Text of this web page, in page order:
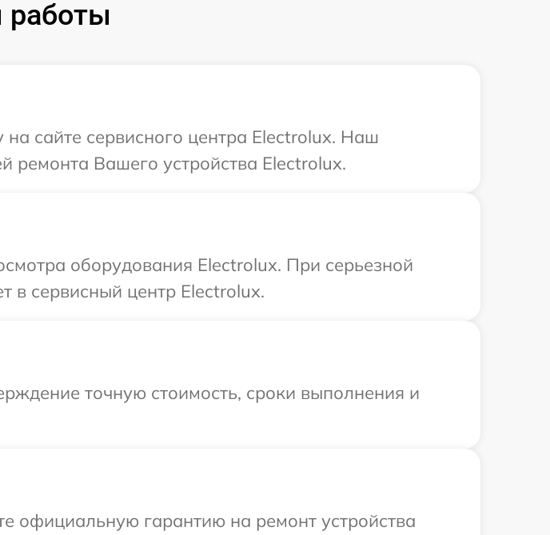
сайте сервисного центра Electrolux. Наш
ремонта Вашего устройства Electrolux.
оборудования Electrolux. При серьезной
в сервисный центр Electrolux.
точную стоимость, сроки выполнения и
официальную гарантию на ремонт устройства